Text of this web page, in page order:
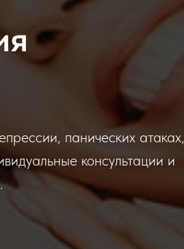
панических атаках,
консультации и